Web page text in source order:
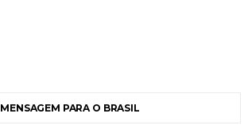
MENSAGEM PARA O BRASIL